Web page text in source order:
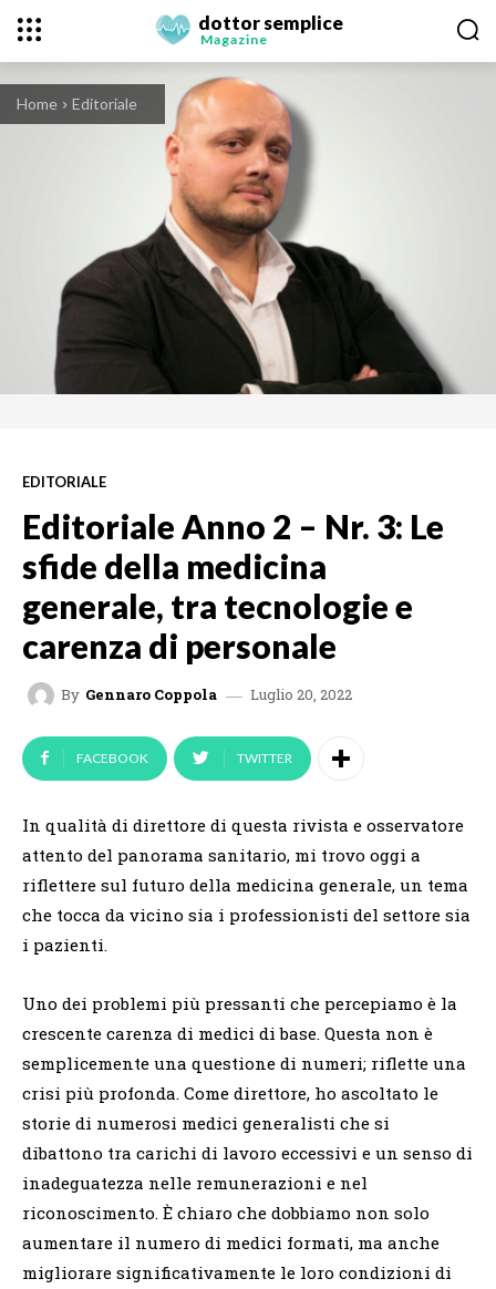
dottor semplice
Magazine
Home Editoriale
EDITORIALE
Editoriale Anno 2 – Nr. 3: Le
sfide della medicina
generale, tra tecnologie e
carenza di personale
By Gennaro Coppola Luglio 20, 2022
FACEBOOK TWITTER
In qualità di direttore di questa rivista e osservatore
attento del panorama sanitario, mi trovo oggi a
riflettere sul futuro della medicina generale, un tema
che tocca da vicino sia i professionisti del settore sia
i pazienti.
Uno dei problemi più pressanti che percepiamo è la
crescente carenza di medici di base. Questa non è
semplicemente una questione di numeri; riflette una
crisi più profonda. Come direttore, ho ascoltato le
storie di numerosi medici generalisti che si
dibattono tra carichi di lavoro eccessivi e un senso di
inadeguatezza nelle remunerazioni e nel
riconoscimento. È chiaro che dobbiamo non solo
aumentare il numero di medici formati, ma anche
migliorare significativamente le loro condizioni di